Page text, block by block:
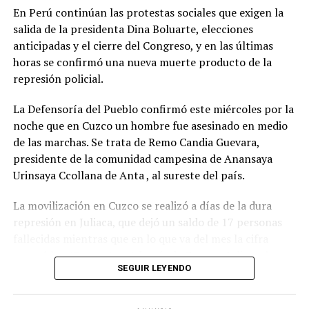
entienda que en el libre democrático y en el libre juego
de las instituciones hay que sentarse a debatir” y pidió
“no extorsionar al gobierno y, por lo tanto, a la sociedad
con solo tratar los temas que a ellos les interesa ”.
los integrantes de la Corte Suprema de Justicia y para
ampliar su número de integrantes, el gobierno buscará
que lleguen al recinto los proyectos de modificación de
la Ley de Tránsito y Seguridad Vial sobre Alcoholemia
Cero para la conducción de vehículo; y el de de
Innovación 2030, entre otros.
En Perú continúan las protestas sociales que exigen la
salida de la presidenta Dina Boluarte, elecciones
anticipadas y el cierre del Congreso, y en las últimas
horas se confirmó una nueva muerte producto de la
represión policial.
La Defensoría del Pueblo confirmó este miércoles por la
noche que en Cuzco un hombre fue asesinado en medio
de las marchas. Se trata de Remo Candia Guevara,
presidente de la comunidad campesina de Anansaya
Urinsaya Ccollana de Anta , al sureste del país.
La movilización en Cuzco se realizó a días de la dura
represión en Juliaca, que dejó un saldo de 17 personas
superó las 40 muertes. Además de Cuzco y Juliaca, las
movilizaciones también tienen lugar en Puno y
SEGUIR LEYENDO